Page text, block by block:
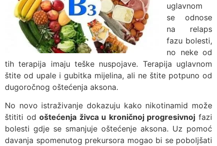
uglavnom
se odnose
na relaps
fazu bolesti,
no neke od
tih terapija imaju teške nuspojave. Terapija uglavnom
štite od upale i gubitka mijelina, ali ne štite potpuno od
dugoročnog oštećenja aksona.
No novo istraživanje dokazuju kako nikotinamid može
štititi odoštećenja živca u kroničnoj progresivnoj fazi
bolesti gdje se smanjuje oštećenje aksona. Uz pomoć
davanja spomenutog prekursora mogao bi se poboljšati